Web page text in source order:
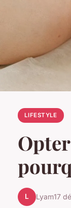
LIFESTYLE
L Lyam17